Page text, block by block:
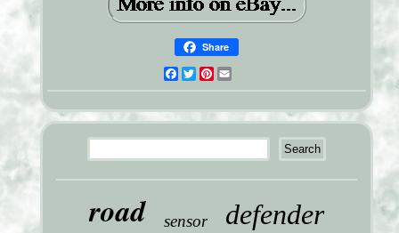
Share
Facebook
TwitterPinterest
road sensor defender